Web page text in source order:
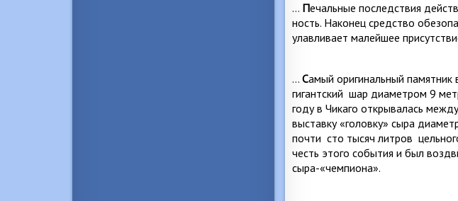
… Печальные последствия
ность. Наконец средство
улавливает малейшее
… Самый оригинальный
гигантский шар диаметром 9
году в Чикаго открывалась
выставку «головку» сыра
почти сто тысяч литров
честь этого события и был
сыра-«чемпиона».